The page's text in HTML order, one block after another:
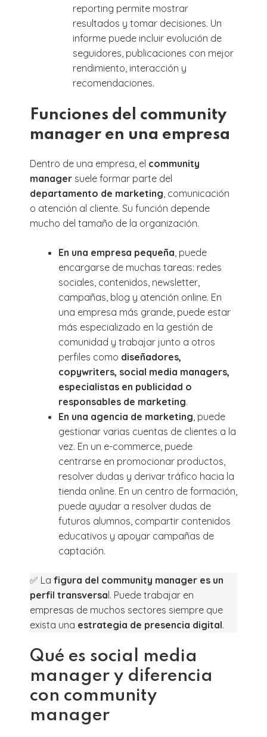
reporting permite mostrar
resultados y tomar decisiones. Un
informe puede incluir evolución de
seguidores, publicaciones con mejor
rendimiento, interacción y
recomendaciones.
Funciones del community
manager en una empresa
Dentro de una empresa, el community
manager suele formar parte del
departamento de marketing , comunicación
o atención al cliente. Su función depende
mucho del tamaño de la organización.
En una empresa pequeña , puede
encargarse de muchas tareas: redes
sociales, contenidos, newsletter,
campañas, blog y atención online. En
una empresa más grande, puede estar
más especializado en la gestión de
comunidad y trabajar junto a otros
perfiles como diseñadores,
copywriters, social media managers,
especialistas en publicidad o
responsables de marketing.
En una agencia de marketing , puede
gestionar varias cuentas de clientes a la
vez. En un e-commerce, puede
centrarse en promocionar productos,
resolver dudas y derivar tráfico hacia la
tienda online. En un centro de formación,
puede ayudar a resolver dudas de
futuros alumnos, compartir contenidos
educativos y apoyar campañas de
captación.
✅ La figura del community manager es un
perfil transversal. Puede trabajar en
empresas de muchos sectores siempre que
exista una estrategia de presencia digital.
Qué es social media
manager y diferencia
con community
manager